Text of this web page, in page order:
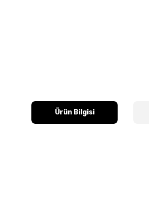
Ürün Bilgisi